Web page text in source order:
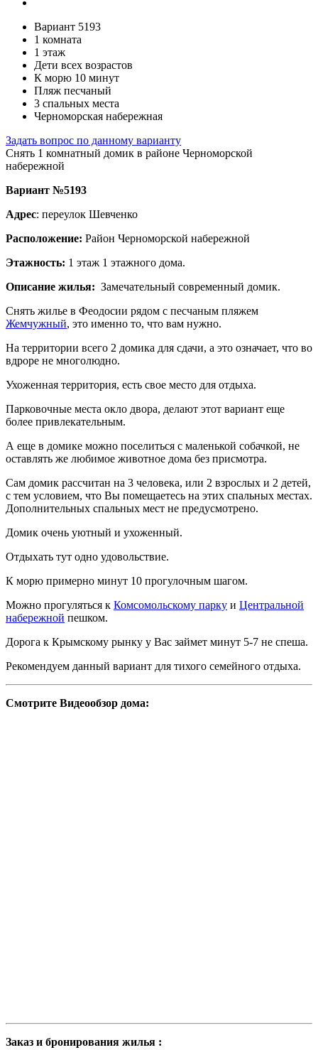
Вариант 5193
1 комната
1 этаж
Дети всех возрастов
К морю 10 минут
Пляж песчаный
3 спальных места
Черноморская набережная
Задать вопрос по данному варианту
Снять 1 комнатный домик в районе Черноморской
набережной
Вариант №5193
Адрес: переулок Шевченко
Расположение: Район Черноморской набережной
Этажность: 1 этаж 1 этажного дома.
Описание жилья: Замечательный современный домик.
Снять жилье в Феодосии рядом с песчаным пляжем
Жемчужный, это именно то, что вам нужно.
На территории всего 2 домика для сдачи, а это означает, что во
вдроре не многолюдно.
Ухоженная территория, есть свое место для отдыха.
Парковочные места окло двора, делают этот вариант еще
более привлекательным.
А еще в домике можно поселиться с маленькой собачкой, не
оставлять же любимое животное дома без присмотра.
Сам домик рассчитан на 3 человека, или 2 взрослых и 2 детей,
с тем условием, что Вы помещаетесь на этих спальных местах.
Дополнительных спальных мест не предусмотрено.
Домик очень уютный и ухоженный.
Отдыхать тут одно удовольствие.
К морю примерно минут 10 прогулочным шагом.
Можно прогуляться к Комсомольскому парку и Центральной
набережной пешком.
Дорога к Крымскому рынку у Вас займет минут 5-7 не спеша.
Рекомендуем данный вариант для тихого семейного отдыха.
Смотрите Видеообзор дома:
Заказ и бронирования жилья :